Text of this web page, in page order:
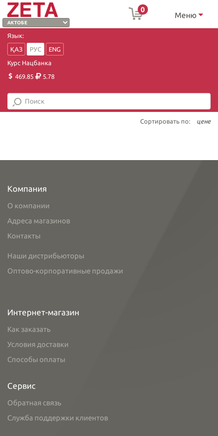
0
Меню
Язык:
ҚАЗ
РУС
ENG
Курс Нацбанка
469.85
5.78
Сортировать по: цене
Компания
О компании
Адреса магазинов
Контакты
Наши дистрибьюторы
Оптово-корпоративные продажи
Интернет-магазин
Как заказать
Условия доставки
Способы оплаты
Сервис
Обратная связь
Служба поддержки клиентов